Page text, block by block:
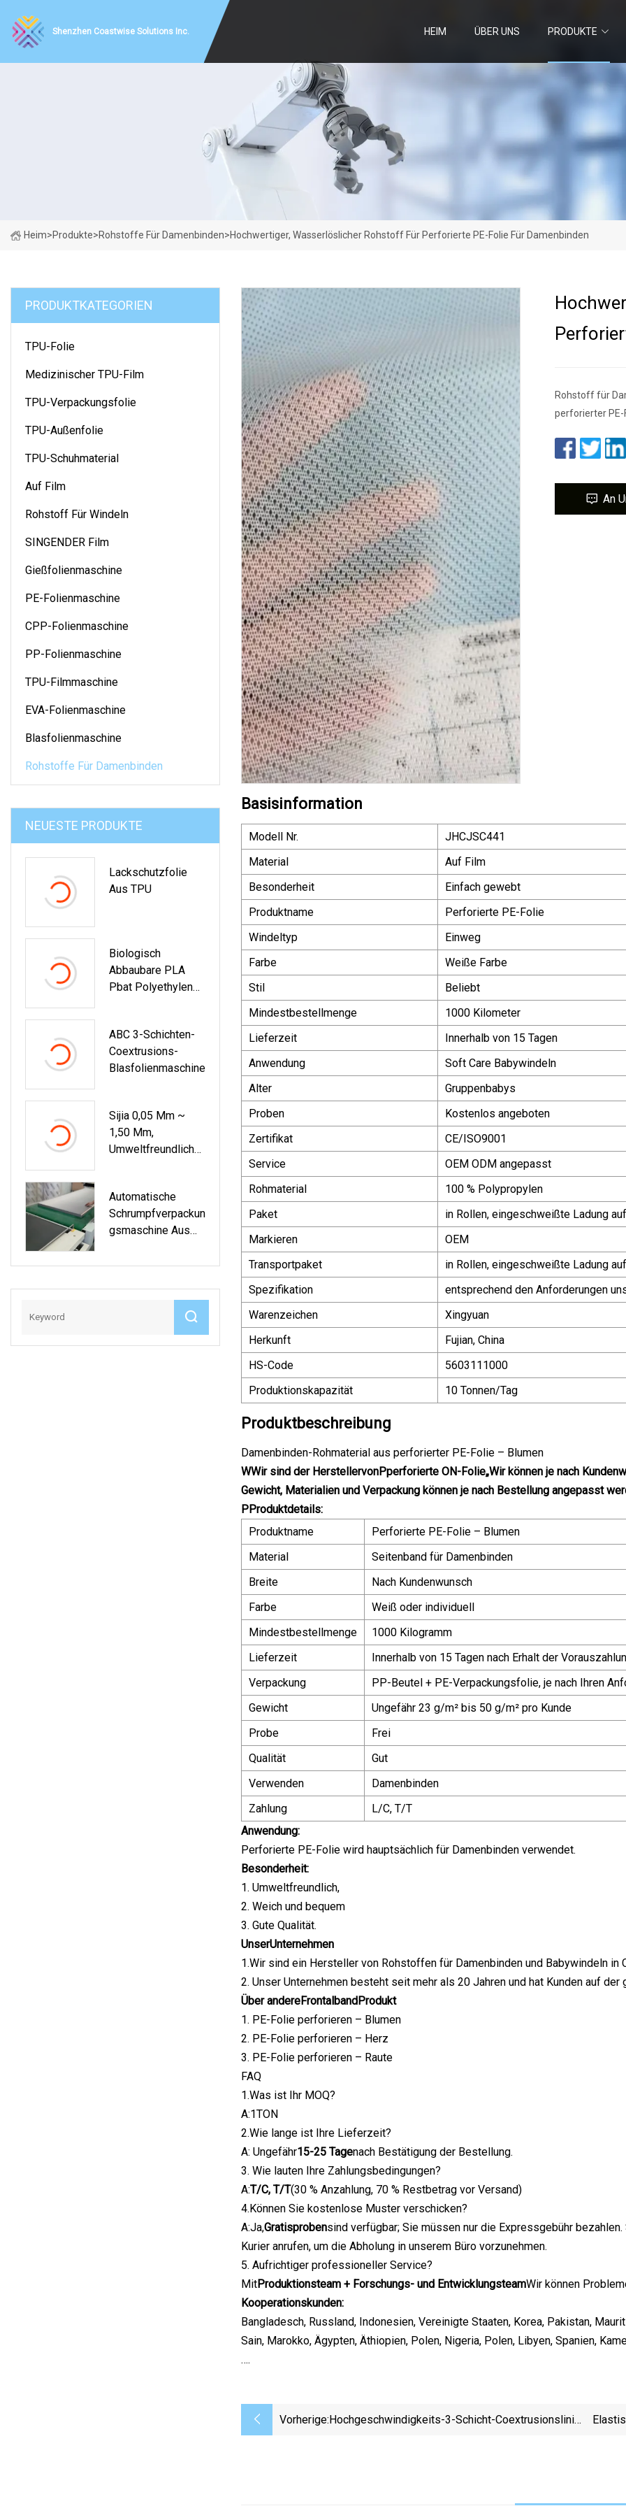
Shenzhen Coastwise Solutions Inc. HEIM ÜBER UNS PRODUKTE
Heim>Produkte>Rohstoffe Für Damenbinden>Hochwertiger, Wasserlöslicher Rohstoff Für Perforierte PE-Folie Für Damenbinden
PRODUKTKATEGORIEN
TPU-Folie
Medizinischer TPU-Film
TPU-Verpackungsfolie
TPU-Außenfolie
TPU-Schuhmaterial
Auf Film
Rohstoff Für Windeln
SINGENDER Film
Gießfolienmaschine
PE-Folienmaschine
CPP-Folienmaschine
PP-Folienmaschine
TPU-Filmmaschine
EVA-Folienmaschine
Blasfolienmaschine
Rohstoffe Für Damenbinden
NEUESTE PRODUKTE
Lackschutzfolie
Aus TPU
Biologisch
Abbaubare PLA
Pbat Polyethylen
Extruder Film
Blasmaschine
Preis
ABC 3-Schichten-
Coextrusions-
Blasfolienmaschine
Sijia 0,05 Mm ~
1,50 Mm,
Umweltfreundliche
Lebensmittelqualit
Ät Für Medizinische
Matte,
Zeltvorhang,
Automatische
Schrumpfverpackun
Gsmaschine Aus
Leiterstuhlfenster
Rohstoff für
perforierter PE-
An
Basisinformation
Modell Nr.
JHCJSC441
Material
Auf Film
Besonderheit
Einfach gewebt
Produktname
Perforierte PE-Folie
Windeltyp
Einweg
Farbe
Weiße Farbe
Stil
Beliebt
Mindestbestellmenge
1000 Kilometer
Lieferzeit
Innerhalb von 15 Tagen
Anwendung
Soft Care Babywindeln
Alter
Gruppenbabys
Proben
Kostenlos angeboten
Zertifikat
CE/ISO9001
Service
OEM ODM angepasst
Rohmaterial
100 % Polypropylen
Paket
in Rollen, eingeschweißte Ladung
Markieren
OEM
Transportpaket
in Rollen, eingeschweißte Ladung
Spezifikation
entsprechend den Anforderungen
Warenzeichen
Xingyuan
Herkunft
Fujian, China
HS-Code
5603111000
Produktionskapazität
10 Tonnen/Tag
Produktbeschreibung
Damenbinden-Rohmaterial aus perforierter PE-Folie – Blumen
WWir sind der HerstellervonPperforierte ON-Folie„Wir können je nach
Gewicht, Materialien und Verpackung können je nach Bestellung angepasst
PProduktdetails:
Produktname
Perforierte PE-Folie – Blumen
Material
Seitenband für Damenbinden
Breite
Nach Kundenwunsch
Farbe
Weiß oder individuell
Mindestbestellmenge
1000 Kilogramm
Lieferzeit
Innerhalb von 15 Tagen nach Erhalt der
Verpackung
PP-Beutel + PE-Verpackungsfolie, je nach Ihren
Gewicht
Ungefähr 23 g/m² bis 50 g/m² pro Kunde
Probe
Frei
Qualität
Gut
Verwenden
Damenbinden
Zahlung
L/C, T/T
Anwendung:
Perforierte PE-Folie wird hauptsächlich für Damenbinden verwendet.
Besonderheit:
1. Umweltfreundlich,
2. Weich und bequem
3. Gute Qualität.
UnserUnternehmen
1.Wir sind ein Hersteller von Rohstoffen für Damenbinden und Babywindeln in
2. Unser Unternehmen besteht seit mehr als 20 Jahren und hat Kunden auf der
Über andereFrontalbandProdukt
1. PE-Folie perforieren – Blumen
2. PE-Folie perforieren – Herz
3. PE-Folie perforieren – Raute
FAQ
1.Was ist Ihr MOQ?
A:1TON
2.Wie lange ist Ihre Lieferzeit?
A: Ungefähr15-25 Tagenach Bestätigung der Bestellung.
3. Wie lauten Ihre Zahlungsbedingungen?
A:T/C, T/T(30 % Anzahlung, 70 % Restbetrag vor Versand)
4.Können Sie kostenlose Muster verschicken?
A:Ja,Gratisprobensind verfügbar; Sie müssen nur die Expressgebühr
Kurier anrufen, um die Abholung in unserem Büro vorzunehmen.
5. Aufrichtiger professioneller Service?
MitProduktionsteam + Forschungs- und EntwicklungsteamWir können
Kooperationskunden:
Bangladesch, Russland, Indonesien, Vereinigte Staaten, Korea, Pakistan,
Sain, Marokko, Ägypten, Äthiopien, Polen, Nigeria, Polen, Libyen, Spanien,
….
Vorherige:Hochgeschwindigkeits-3-Schicht-Coextrusionslinie